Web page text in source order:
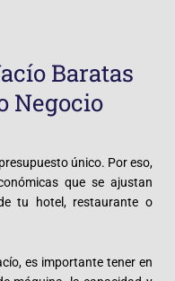
Baratas
Negocio
único. Por eso,
que se ajustan
tu hotel, restaurante o
es importante tener en